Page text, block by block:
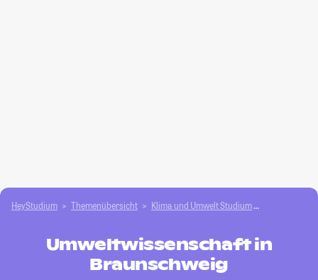
HeyStudium Themenübersicht Klima und Umwelt Studium
Umweltwissenschaft in
Braunschweig